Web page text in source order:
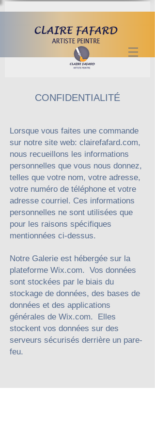
CONFIDENTIALITÉ
Lorsque vous faites une commande
sur notre site web: clairefafard.com,
nous recueillons les informations
personnelles que vous nous donnez,
telles que votre nom, votre adresse,
votre numéro de téléphone et votre
adresse courriel. Ces informations
personnelles ne sont utilisées que
pour les raisons spécifiques
mentionnées ci-dessus.
Notre Galerie est hébergée sur la
plateforme Wix.com. Vos données
sont stockées par le biais du
stockage de données, des bases de
données et des applications
générales de Wix.com. Elles
stockent vos données sur des
serveurs sécurisés derrière un pare-
feu.